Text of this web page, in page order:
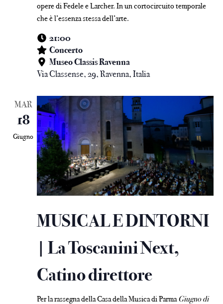
opere di Fedele e Larcher. In un cortocircuito temporale
che è l’essenza stessa dell’arte.
21:00
Concerto
Museo Classis Ravenna
Via Classense, 29, Ravenna, Italia
MAR
18
Giugno
MUSICAL E DINTORNI
| La Toscanini Next,
Catino direttore
Per la rassegna della Casa della Musica di Parma Giugno di